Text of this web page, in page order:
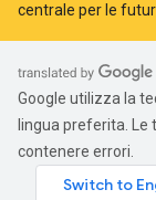
centrale per le
Google utilizza la
lingua preferita.
contenere errori.